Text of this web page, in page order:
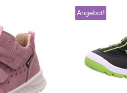
Angebot!